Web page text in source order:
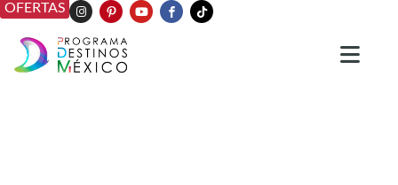
OFERTAS